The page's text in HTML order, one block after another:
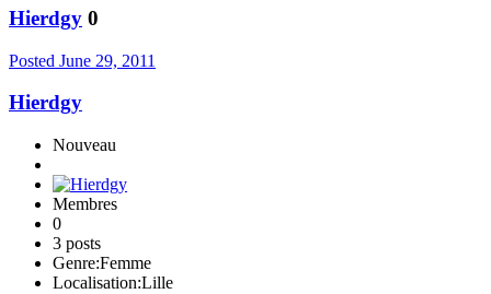
Hierdgy 0
Posted June 29, 2011
Hierdgy
Nouveau
Membres
0
3 posts
Genre:Femme
Localisation:Lille